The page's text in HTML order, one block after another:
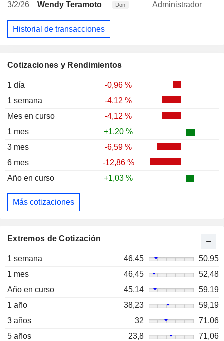
Cotizaciones y Rendimientos
1 día
-0,96 %
1 semana
-4,12 %
Mes en curso
-4,12 %
1 mes
+1,20 %
3 mes
-6,59 %
6 mes
-12,86 %
Año en curso
+1,03 %
Más cotizaciones
Extremos de Cotización
1 semana 46,45
50,95
1 mes
46,45
52,48
Año en curso
45,14
59,19
1 año
38,23
59,19
3 años
32
71,06
5 años
23,8
71,06
3/2/26
Wendy Teramoto Don Administrador
Historial de transacciones